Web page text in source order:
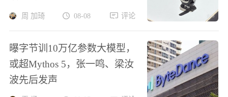
周 加琦 08-08 评论
曝字节训10万亿参数大模型，
或超Mythos 5，张一鸣、梁汝
波先后发声